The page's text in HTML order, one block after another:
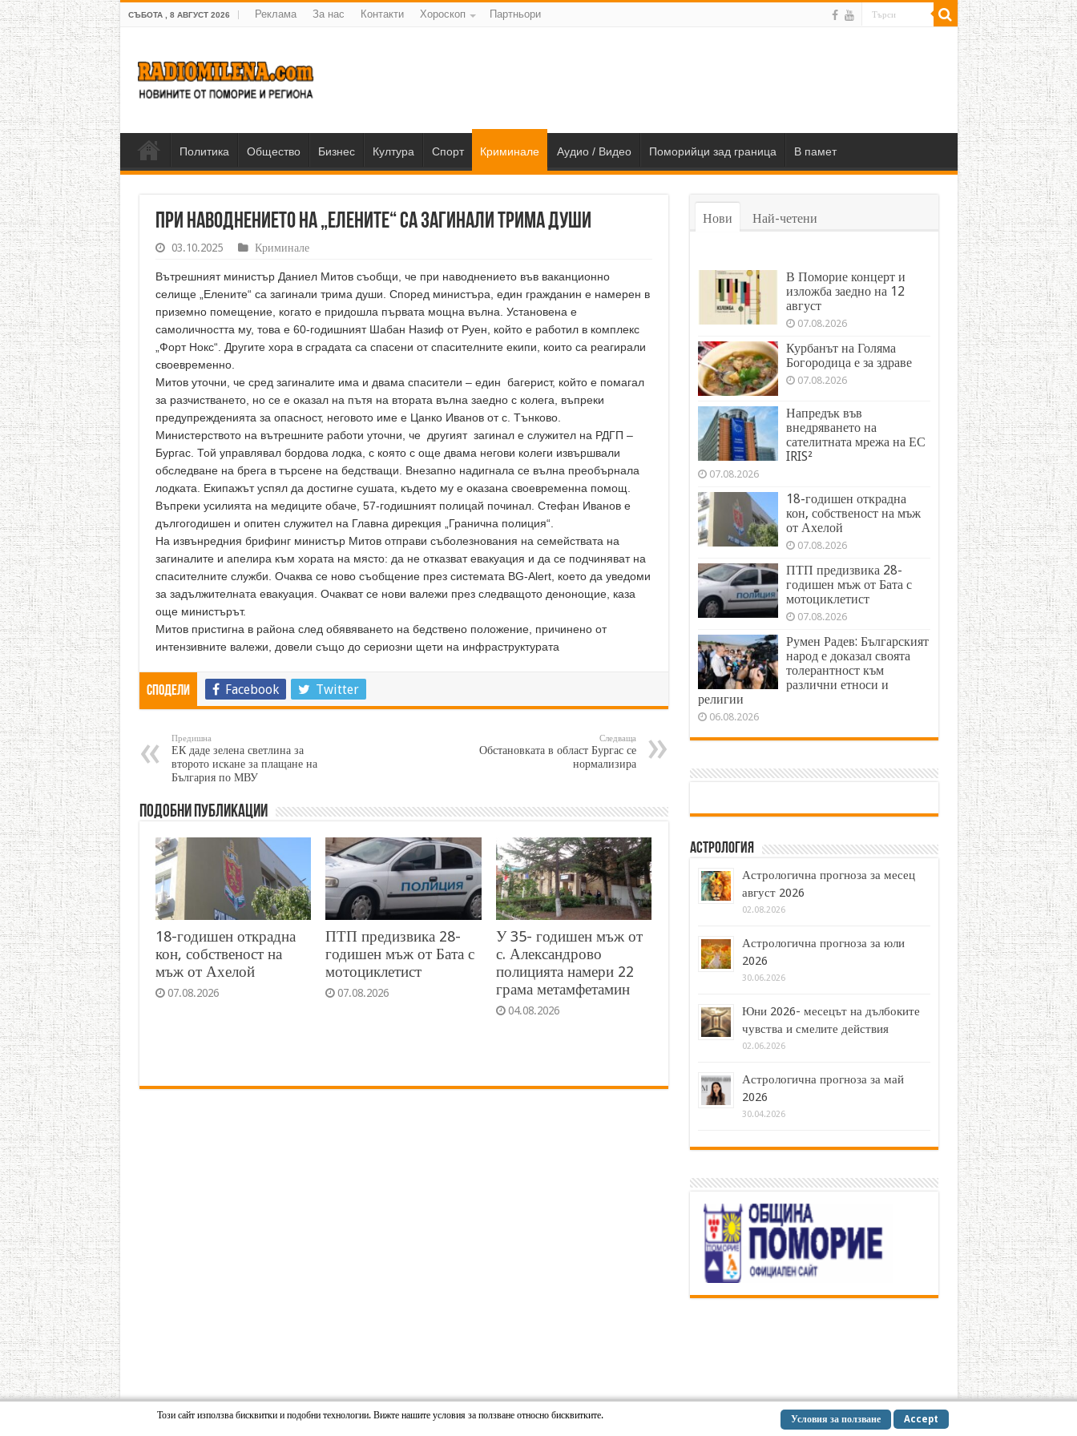
СЪБОТА , 8 АВГУСТ 2026 Реклама За нас Контакти Хороскоп Партньори
Политика Общество Бизнес Култура Спорт Криминале Аудио / Видео Поморийци зад граница В памет
При наводнението на „Елените“ са загинали трима души
03.10.2025 Криминале
Вътрешният министър Даниел Митов съобщи, че при наводнението във ваканционно
селище „Елените“ са загинали трима души. Според министъра, един гражданин е намерен в
приземно помещение, когато е придошла първата мощна вълна. Установена е
самоличността му, това е 60-годишният Шабан Назиф от Руен, който е работил в комплекс
„Форт Нокс“. Другите хора в сградата са спасени от спасителните екипи, които са реагирали
своевременно.
Митов уточни, че сред загиналите има и двама спасители – един багерист, който е помагал
за разчистването, но се е оказал на пътя на втората вълна заедно с колега, въпреки
предупрежденията за опасност, неговото име е Цанко Иванов от с. Тънково.
Министерството на вътрешните работи уточни, че другият загинал е служител на РДГП –
Бургас. Той управлявал бордова лодка, с която с още двама негови колеги извършвали
обследване на брега в търсене на бедстващи. Внезапно надигнала се вълна преобърнала
лодката. Екипажът успял да достигне сушата, където му е оказана своевременна помощ.
Въпреки усилията на медиците обаче, 57-годишният полицай починал. Стефан Иванов е
дългогодишен и опитен служител на Главна дирекция „Гранична полиция“.
На извънредния брифинг министър Митов отправи съболезнования на семействата на
загиналите и апелира към хората на място: да не отказват евакуация и да се подчиняват на
спасителните служби. Очаква се ново съобщение през системата BG-Alert, което да уведоми
за задължителната евакуация. Очакват се нови валежи през следващото денонощие, каза
още министърът.
Митов пристигна в района след обявяването на бедствено положение, причинено от
интензивните валежи, довели също до сериозни щети на инфраструктурата
Сподели Facebook Twitter
Предишна
ЕК даде зелена светлина за
второто искане за плащане на
България по МВУ
Следваща
Обстановката в област Бургас се
нормализира
Подобни публикации
18-годишен открадна
кон, собственост на
мъж от Ахелой
07.08.2026
ПТП предизвика 28-
годишен мъж от Бата с
мотоциклетист
07.08.2026
У 35- годишен мъж от
с. Александрово
полицията намери 22
грама метамфетамин
04.08.2026
Нови Най-четени
В Поморие концерт и
изложба заедно на 12
август
07.08.2026
Курбанът на Голяма
Богородица е за здраве
07.08.2026
Напредък във
внедряването на
сателитната мрежа на ЕС
IRIS²
07.08.2026
18-годишен открадна
кон, собственост на мъж
от Ахелой
07.08.2026
ПТП предизвика 28-
годишен мъж от Бата с
мотоциклетист
07.08.2026
Румен Радев: Българският
народ е доказал своята
толерантност към
различни етноси и
религии
06.08.2026
Астрология
Астрологична прогноза за месец
август 2026
02.08.2026
Астрологична прогноза за юли
2026
30.06.2026
Юни 2026- месецът на дълбоките
чувства и смелите действия
02.06.2026
Астрологична прогноза за май
2026
30.04.2026
Този сайт използва бисквитки и подобни технологии. Вижте нашите условия за ползване относно бисквитките. Условия за ползване Accept